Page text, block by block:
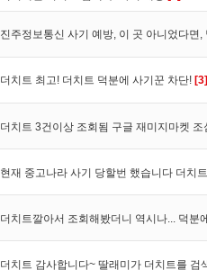
진주정보통신 사기 예방, 이 곳 아니었다면,
더치트 최고! 더치트 덕분에 사기꾼 차단! [3]
더치트 3건이상 조회됨 구글 재미지마켓
현재 중고나라 사기 당할번 했습니다 더치
더치트깔아서 조회해봤더니 역시나... 덕분
더치트 감사합니다~ 딸래미가 더치트를